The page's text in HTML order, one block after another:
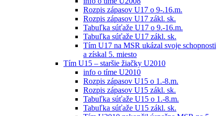
Rozpis zápasov U17 o 9-.16.m.
Rozpis zápasov U17 zákl. sk.
Tabuľka súťaže U17 o 9.-16.m.
Tabuľka súťaže U17 zákl. sk.
Tím U17 na MSR ukázal svoje schopnosti
a získal 5. miesto
Tím U15 – staršie žiačky U2010
info o tíme U2010
Rozpis zápasov U15 o 1.-8.m.
Rozpis zápasov U15 zákl. sk.
Tabuľka súťaže U15 o 1.-8.m.
Tabuľka súťaže U15 zákl. sk.